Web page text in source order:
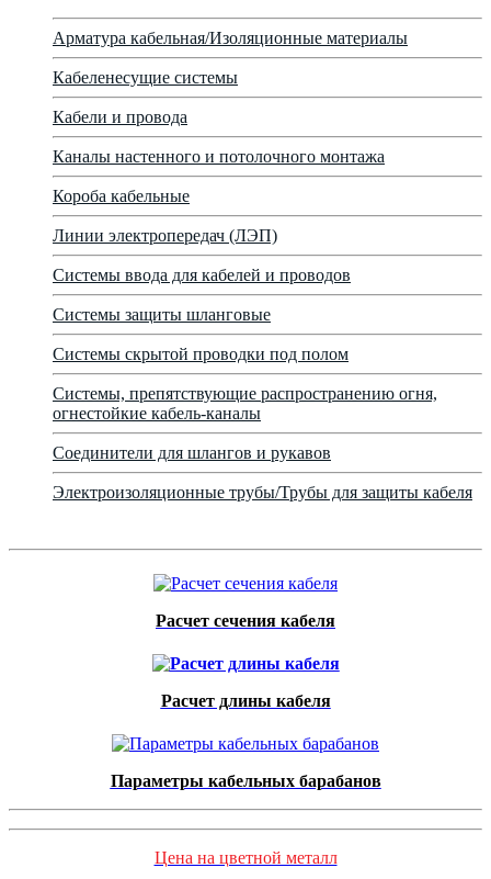
Арматура кабельная/Изоляционные материалы
Кабеленесущие системы
Кабели и провода
Каналы настенного и потолочного монтажа
Короба кабельные
Линии электропередач (ЛЭП)
Системы ввода для кабелей и проводов
Системы защиты шланговые
Системы скрытой проводки под полом
Системы, препятствующие распространению огня,
огнестойкие кабель-каналы
Соединители для шлангов и рукавов
Электроизоляционные трубы/Трубы для защиты кабеля
Расчет сечения кабеля
Расчет длины кабеля
Параметры кабельных барабанов
Цена на цветной металл